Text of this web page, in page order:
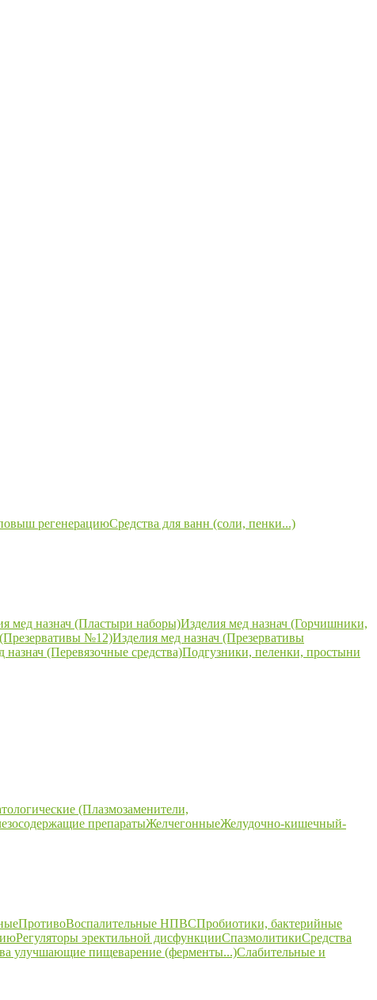
регенерациюСредства для ванн (соли, пенки...)
мед назнач (Пластыри наборы)Изделия мед назнач (Горчишники,
№12)Изделия мед назнач (Презервативы
назнач (Перевязочные средства)Подгузники, пеленки, простыни
(Плазмозаменители,
препаратыЖелчегонныеЖелудочно-кишечный-
ПротивоВоспалительные НПВСПробиотики, бактерийные
Регуляторы эректильной дисфункцииСпазмолитикиСредства
улучшающие пищеварение (ферменты...)Слабительные и